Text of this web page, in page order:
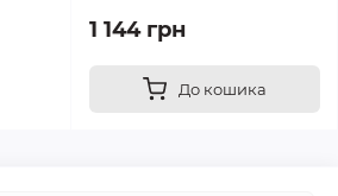
1 144 грн
До кошика